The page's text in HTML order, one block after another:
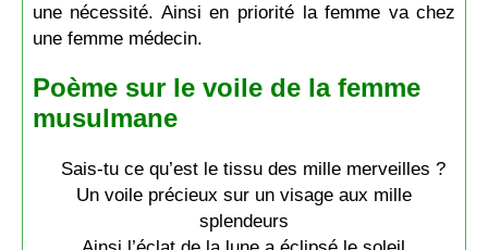
une nécessité. Ainsi en priorité la femme va chez
une femme médecin.
Poème sur le voile de la femme
musulmane
Sais-tu ce qu’est le tissu des mille merveilles ?
Un voile précieux sur un visage aux mille
splendeurs